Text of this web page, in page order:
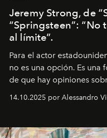
Jeremy Strong, de
“Springsteen”:
al límite”.
Para el actor
no es una opción. Es una
de que hay opiniones
demasiado en cómo me
pérdida de tiempo",
14.10.2025 por Alessandro